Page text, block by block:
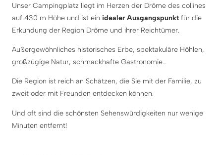
Unser Campingplatz liegt im Herzen der Drôme des collines
auf 430 m Höhe und ist ein idealer Ausgangspunkt für die
Erkundung der Region Drôme und ihrer Reichtümer.
Außergewöhnliches historisches Erbe, spektakuläre Höhlen,
großzügige Natur, schmackhafte Gastronomie…
Die Region ist reich an Schätzen, die Sie mit der Familie, zu
zweit oder mit Freunden entdecken können.
Und oft sind die schönsten Sehenswürdigkeiten nur wenige
Minuten entfernt!